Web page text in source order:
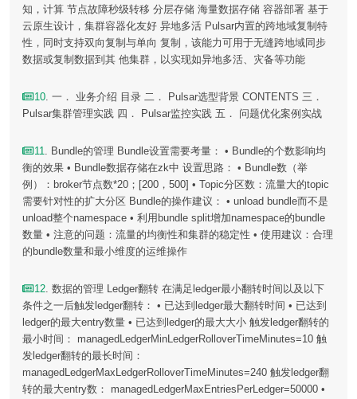
知，计算 节点故障秒级转移 分层存储 海量数据存储 容器部署 基于
云原生设计，集群容器化友好 异地多活 Pulsar内置的跨地域复制特
性，同时支持双向复制与单向 复制，该能力可用于无缝跨地域同步
数据或复制数据到其 他集群，以实现如异地多活、灾备等功能
10. 一． 业务介绍 目录 二． Pulsar选型背景 CONTENTS 三．
Pulsar集群管理实践 四． Pulsar监控实践 五． 问题优化案例实战
11. Bundle的管理 Bundle设置需要考量： • Bundle的个数影响均
衡的效果 • Bundle数据存储在zk中 设置思路： • Bundle数（举
例）：broker节点数*20；[200，500] • Topic分区数：流量大的topic
需要针对性的扩大分区 Bundle的操作建议： • unload bundle而不是
unload整个namespace • 利用bundle split增加namespace的bundle
数量 • 注意的问题：流量的均衡性和集群的稳定性 • 使用建议：合理
的bundle数量和最小维度的运维操作
12. 数据的管理 Ledger翻转 在满足ledger最小翻转时间以及以下
条件之一后触发ledger翻转： • 已达到ledger最大翻转时间 • 已达到
ledger的最大entry数量 • 已达到ledger的最大大小 触发ledger翻转的
最小时间： managedLedgerMinLedgerRolloverTimeMinutes=10 触
发ledger翻转的最长时间：
managedLedgerMaxLedgerRolloverTimeMinutes=240 触发ledger翻
转的最大entry数： managedLedgerMaxEntriesPerLedger=50000 •